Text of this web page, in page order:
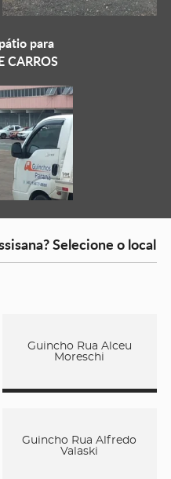
para
CARROS
Selecione o local
Guincho Rua Alceu
Moreschi
Guincho Rua Alfredo
Valaski